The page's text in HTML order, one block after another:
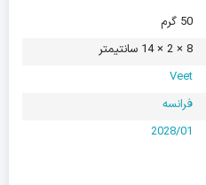
50 گرم
8 × 2 × 14 سانتیمتر
Veet
فرانسه
2028/01